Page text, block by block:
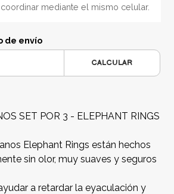
mediante el mismo celular.
de envío
CALCULAR
SET POR 3 - ELEPHANT RINGS
Elephant Rings están hechos
sin olor, muy suaves y seguros
a retardar la eyaculación y